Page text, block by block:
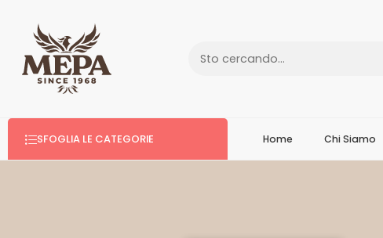
SFOGLIA LE CATEGORIE Home Chi Siamo